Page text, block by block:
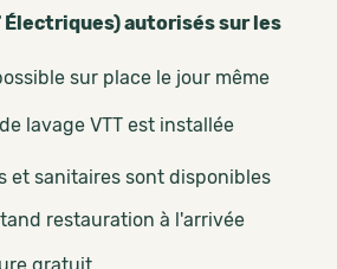
Électriques) autorisés sur les
sur place le jour même
lavage VTT est installée
et sanitaires sont disponibles
restauration à l'arrivée